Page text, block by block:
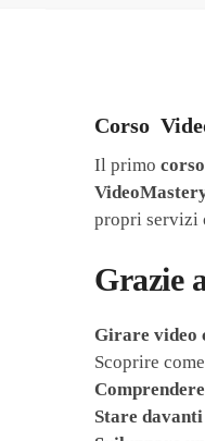
Corso
Il primocorso
propri servizi
Grazie
Girare video
Scoprire
Stare